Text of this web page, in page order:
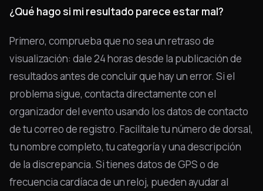
¿Qué hago si mi resultado parece estar mal?
Primero, comprueba que no sea un retraso de
visualización: dale 24 horas desde la publicación de
resultados antes de concluir que hay un error. Si el
problema sigue, contacta directamente con el
organizador del evento usando los datos de contacto
de tu correo de registro. Facilítale tu número de dorsal,
tu nombre completo, tu categoría y una descripción
de la discrepancia. Si tienes datos de GPS o de
frecuencia cardíaca de un reloj, pueden ayudar al